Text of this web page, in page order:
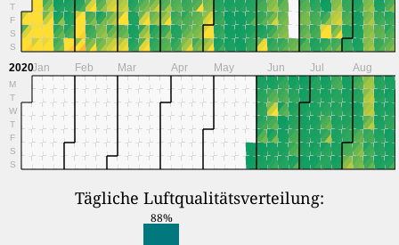
T
F
S
S
2020
M
T
W
T
F
S
S
Jan Feb Mar Apr May Jun Jul Aug
Tägliche Luftqualitätsverteilung:
88%